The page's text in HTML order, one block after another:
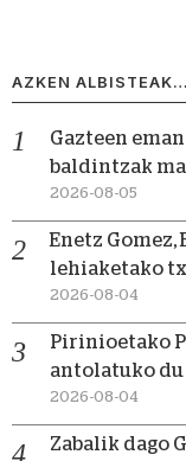
AZKEN ALBISTEAK…
Gazteen
baldintzak
2026-08-05
Enetz
lehiaketako
2026-08-04
Pirinioetako
antolatuko du
2026-08-04
Zabalik dago